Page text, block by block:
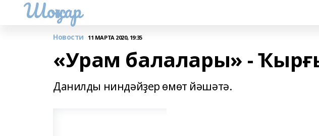
Шоңҡар
Новости 11 МАРТА 2020, 19:35
«Урам балалары» -
Данилды ниндәйҙер өмөт йәшәтә.